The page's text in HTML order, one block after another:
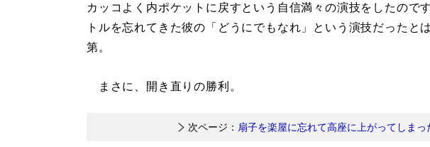
カッコよく内ポケットに戻すという自信満々の演技をしたので
トルを忘れてきた彼の「どうにでもなれ」という演技だったと
第。
まさに、開き直りの勝利。
次ページ： 扇子を楽屋に忘れて高座に上がってしまっ